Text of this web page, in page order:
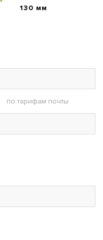
130 мм
по тарифам почты